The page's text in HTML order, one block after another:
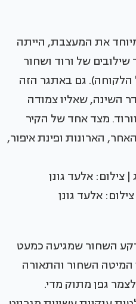
את המעצבת, הייתה
של ורוד ושחור
הלקוחה). גם באתגר הזה
השינה, שאליו צמודה
מצד אחד של הקיר
הארונות ופינת איפור,
אלעד גונן
השחור שמגיעה כמעט
השחור והתאורה
גפן מתוק מדי.